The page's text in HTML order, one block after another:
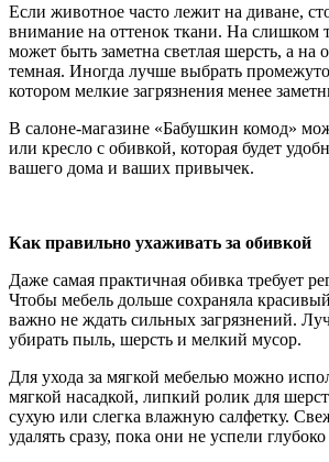
Если животное часто лежит на диване,
внимание на оттенок ткани. На слишком
может быть заметна светлая шерсть, а на
темная. Иногда лучше выбрать
котором мелкие загрязнения менее
В салоне-магазине «Бабушкин комод»
или кресло с обивкой, которая будет
вашего дома и ваших привычек.
Как правильно ухаживать за обивкой
Даже самая практичная обивка требует
Чтобы мебель дольше сохраняла
важно не ждать сильных загрязнений.
убирать пыль, шерсть и мелкий мусор.
Для ухода за мягкой мебелью можно
мягкой насадкой, липкий ролик для
сухую или слегка влажную салфетку.
удалять сразу, пока они не успели